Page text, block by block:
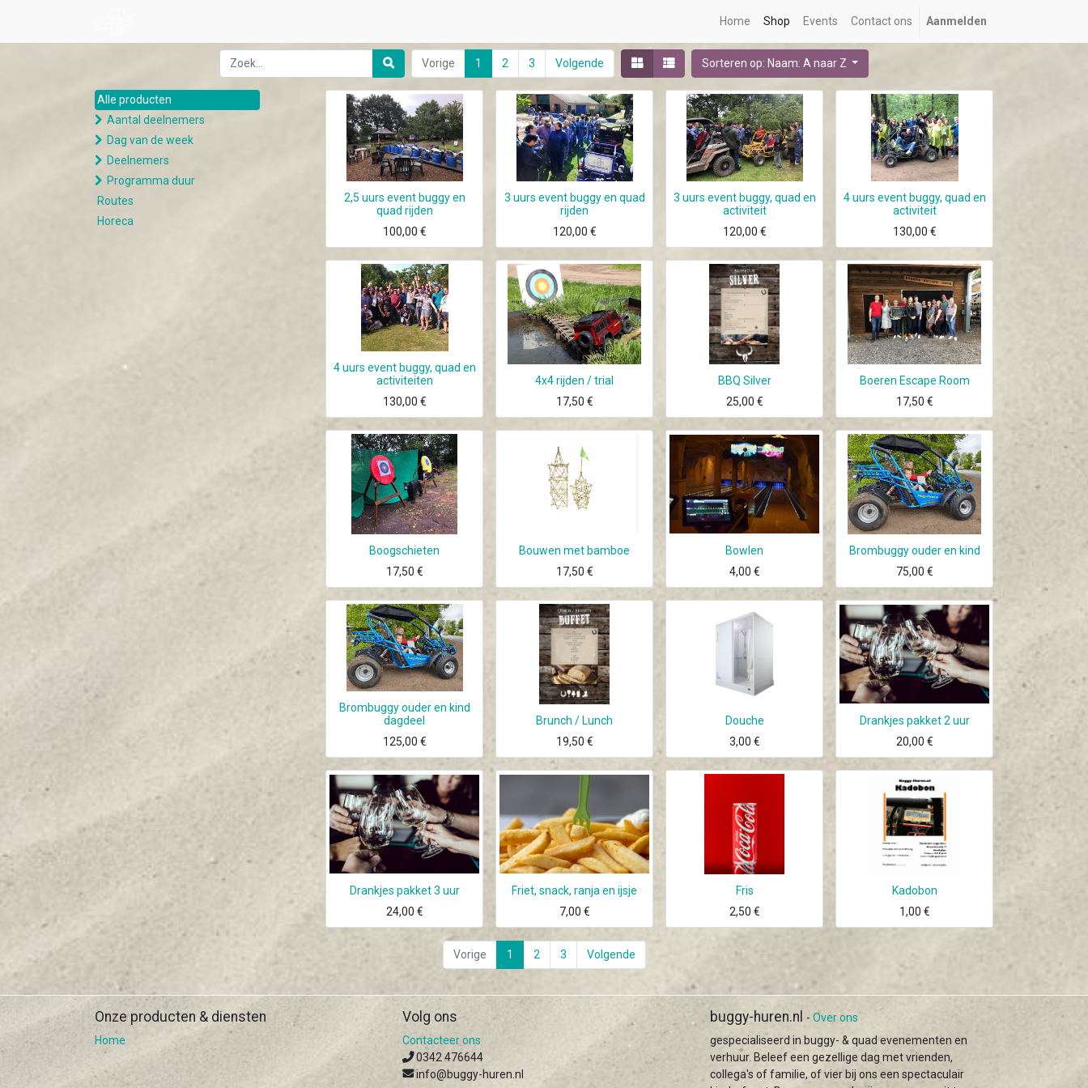
Home Shop Events Contact ons Aanmelden
Vorige 1 2 3 Volgende Sorteren op: Naam: A naar Z
Alle producten
Aantal deelnemers
Dag van de week
Deelnemers
Programma duur
Routes
Horeca
2,5 uurs event buggy en
quad rijden
100,00 €
3 uurs event buggy en quad
rijden
120,00 €
3 uurs event buggy, quad en
activiteit
120,00 €
4 uurs event buggy, quad en
activiteit
130,00 €
4 uurs event buggy, quad en
activiteiten
130,00 €
4x4 rijden / trial
17,50 €
BBQ Silver
25,00 €
Boeren Escape Room
17,50 €
Boogschieten
17,50 €
Bouwen met bamboe
17,50 €
Bowlen
4,00 €
Brombuggy ouder en kind
75,00 €
Brombuggy ouder en kind
dagdeel
125,00 €
Brunch / Lunch
19,50 €
Douche
3,00 €
Drankjes pakket 2 uur
20,00 €
Drankjes pakket 3 uur
24,00 €
Friet, snack, ranja en ijsje
7,00 €
Fris
2,50 €
Kadobon
1,00 €
Vorige 1 2 3 Volgende
Onze producten & diensten
Home
Volg ons
Contacteer ons
0342 476644
info@buggy-huren.nl
buggy-huren.nl - Over ons
gespecialiseerd in buggy- & quad evenementen en
verhuur. Beleef een gezellige dag met vrienden,
collega's of familie, of vier bij ons een spectaculair